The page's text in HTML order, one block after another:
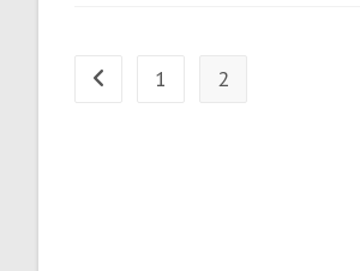
Zur vorherigen Seite
1 2